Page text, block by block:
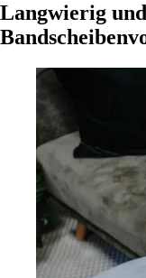
Langwierig